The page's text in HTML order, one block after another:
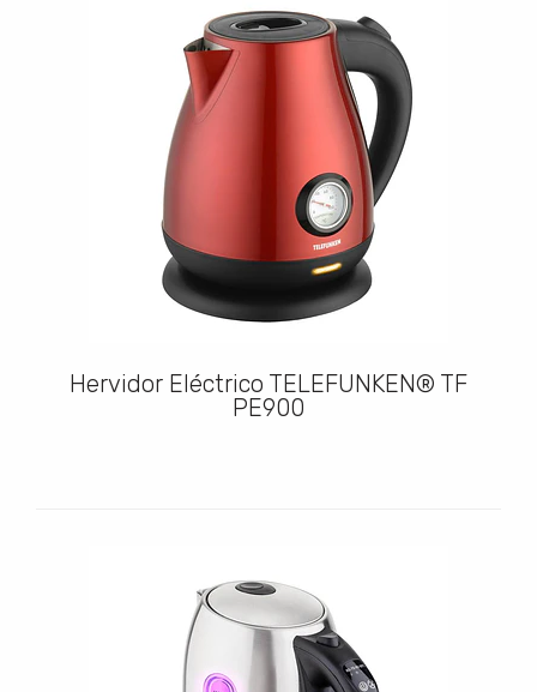
Hervidor Eléctrico TELEFUNKEN® TF
PE900